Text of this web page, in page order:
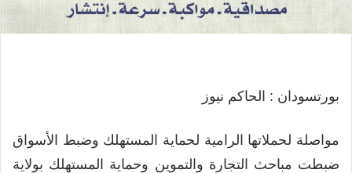
بورتسودان : الحاكم نيوز
مواصلة لحملاتها الرامية لحماية المستهلك وضبط الأسواق
ضبطت مباحث التجارة والتموين وحماية المستهلك بولاية